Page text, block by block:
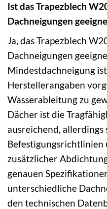
Ist das Trapezblech
Dachneigungen
Ja, das Trapezblech
Dachneigungen
Mindestdachneigung
Herstellerangaben
Wasserableitung zu
Dächer ist die
ausreichend, allerdings
zusätzlicher
genauen
unterschiedliche
den technischen